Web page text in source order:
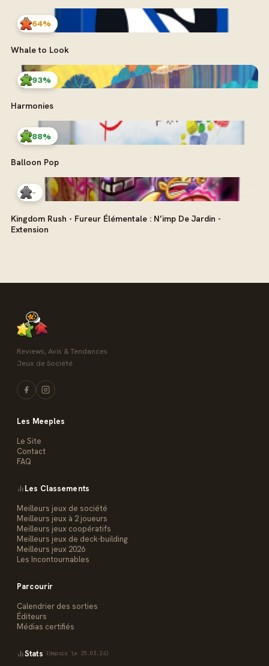
64%
Whale to Look
93%
Harmonies
88%
Balloon Pop
-
Kingdom Rush - Fureur Élémentale : N’imp De Jardin -
Extension
Reviews, Avis & Tendances
Jeux de Société
Les Meeples
Le Site
Contact
FAQ
Les Classements
Meilleurs jeux de société
Meilleurs jeux à 2 joueurs
Meilleurs jeux coopératifs
Meilleurs jeux de deck-building
Meilleurs jeux 2026
Les Incontournables
Parcourir
Calendrier des sorties
Éditeurs
Médias certifiés
Stats (depuis le 25.03.24)